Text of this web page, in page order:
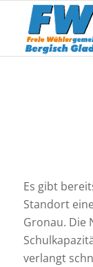
Es gibt
Standort
Gronau. Die
verlangt